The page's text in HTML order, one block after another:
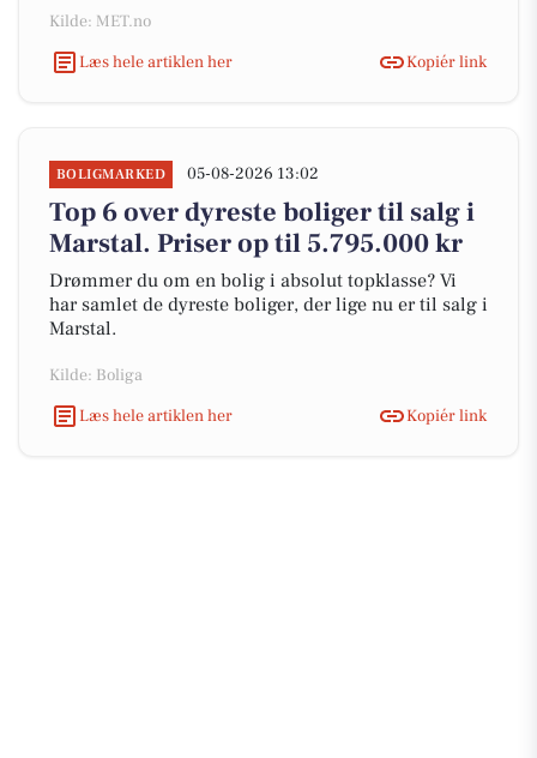
Kilde: MET.no
Læs hele artiklen her
Kopiér link
BOLIGMARKED 05-08-2026 13:02
Top 6 over dyreste boliger til salg i
Marstal. Priser op til 5.795.000 kr
Drømmer du om en bolig i absolut topklasse? Vi
har samlet de dyreste boliger, der lige nu er til salg i
Marstal.
Kilde: Boliga
Læs hele artiklen her
Kopiér link